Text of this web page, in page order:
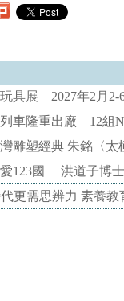
具展 2027年2月2-
車隆重出廠 12組
雕塑經典 朱銘〈
123國 洪道子博
更需思辨力 素養